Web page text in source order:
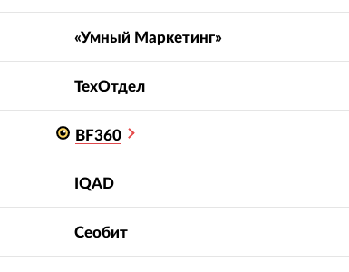
«Умный Маркетинг»
ТехОтдел
BF360
IQAD
Сеобит